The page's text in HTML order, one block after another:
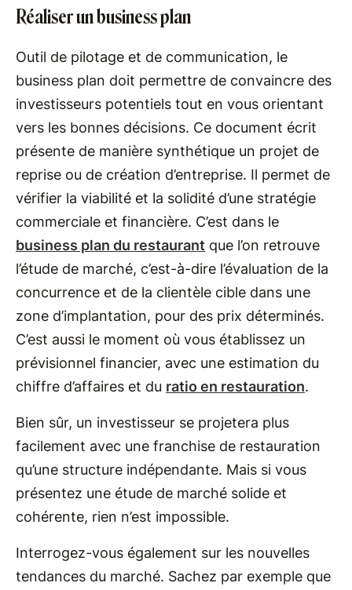
Réaliser un business plan
Outil de pilotage et de communication, le
business plan doit permettre de convaincre des
investisseurs potentiels tout en vous orientant
vers les bonnes décisions. Ce document écrit
présente de manière synthétique un projet de
reprise ou de création d’entreprise. Il permet de
vérifier la viabilité et la solidité d’une stratégie
commerciale et financière. C’est dans le
business plan du restaurant que l’on retrouve
l’étude de marché, c’est-à-dire l’évaluation de la
concurrence et de la clientèle cible dans une
zone d’implantation, pour des prix déterminés.
C’est aussi le moment où vous établissez un
prévisionnel financier, avec une estimation du
chiffre d’affaires et du ratio en restauration.
Bien sûr, un investisseur se projetera plus
facilement avec une franchise de restauration
qu’une structure indépendante. Mais si vous
présentez une étude de marché solide et
cohérente, rien n’est impossible.
Interrogez-vous également sur les nouvelles
tendances du marché. Sachez par exemple que